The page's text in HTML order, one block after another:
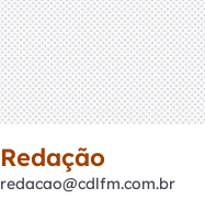
Redação
redacao@cdlfm.com.br